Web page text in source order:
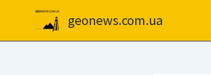
geonews.com.ua